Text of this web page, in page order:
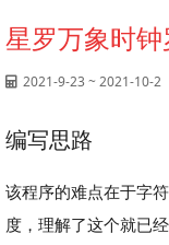
星罗万象时钟
2021-9-23 ~ 2021-10-2
编写思路
该程序的难点在于字
度，理解了这个就已